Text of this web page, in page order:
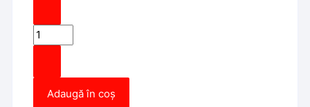
Cantitate
Set
Bara
FataAdaugă în coș